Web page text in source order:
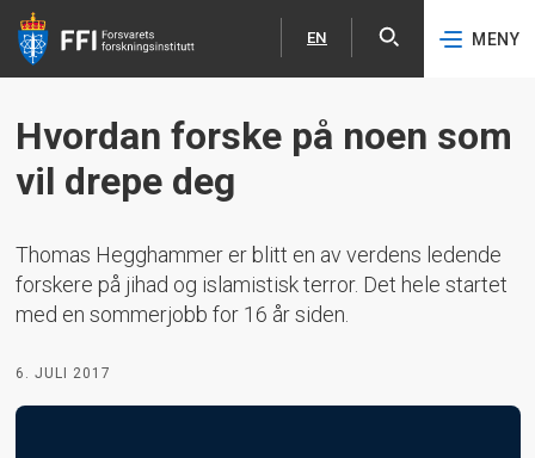
Hopp til hovedinnhold
EN
English MENY
Hvordan forske på noen som
vil drepe deg
Thomas Hegghammer er blitt en av verdens ledende
forskere på jihad og islamistisk terror. Det hele startet
med en sommerjobb for 16 år siden.
6. JULI 2017